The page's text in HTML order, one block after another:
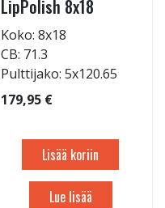
LipPolish 8x18
Koko: 8x18
CB: 71.3
Pulttijako: 5x120.65
179,95 €
Lisää koriin
Lue lisää